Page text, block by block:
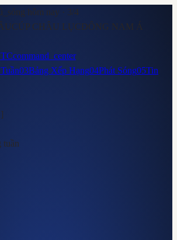
hôm nay · 3/4
CÚP CHÂU LỤCĐÔNG NAM Á
command_center
03Bảng Xếp Hạng04Phát Sóng05Tin
tuần